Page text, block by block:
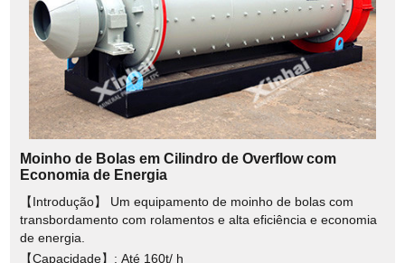
Moinho de Bolas em Cilindro de Overflow com
Economia de Energia
【Introdução】 Um equipamento de moinho de bolas com
transbordamento com rolamentos e alta eficiência e economia
de energia.
【Capacidade】: Até 160t/ h